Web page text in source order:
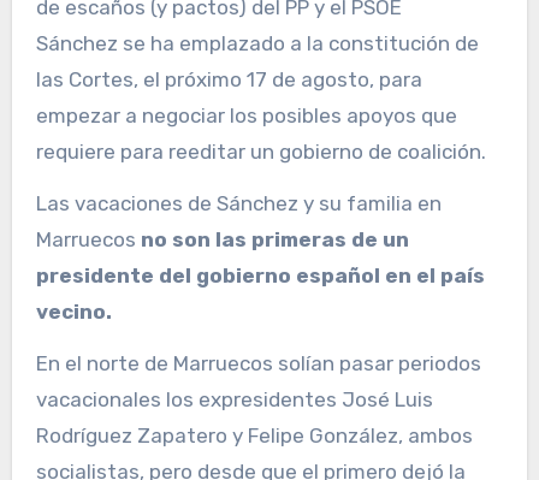
de escaños (y pactos) del PP y el PSOE
Sánchez se ha emplazado a la constitución de
las Cortes, el próximo 17 de agosto, para
empezar a negociar los posibles apoyos que
requiere para reeditar un gobierno de coalición.
Las vacaciones de Sánchez y su familia en
Marruecos no son las primeras de un
presidente del gobierno español en el país
vecino.
En el norte de Marruecos solían pasar periodos
vacacionales los expresidentes José Luis
Rodríguez Zapatero y Felipe González, ambos
socialistas, pero desde que el primero dejó la